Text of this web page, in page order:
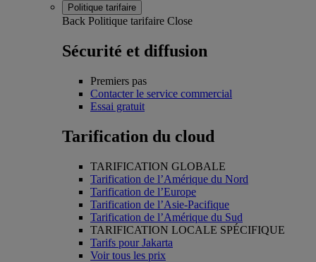
Politique tarifaire
Back Politique tarifaire Close
Sécurité et diffusion
Premiers pas
Contacter le service commercial
Essai gratuit
Tarification du cloud
TARIFICATION GLOBALE
Tarification de l’Amérique du Nord
Tarification de l’Europe
Tarification de l’Asie-Pacifique
Tarification de l’Amérique du Sud
TARIFICATION LOCALE SPÉCIFIQUE
Tarifs pour Jakarta
Voir tous les prix